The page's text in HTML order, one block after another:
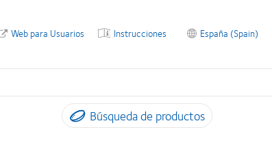
España (Spain)
Instrucciones
Web para Usuarios
Búsqueda de productos